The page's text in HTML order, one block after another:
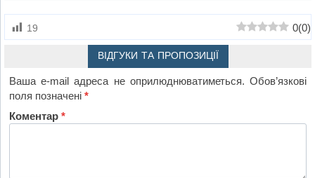
19 0(0)
ВІДГУКИ ТА ПРОПОЗИЦІЇ
Ваша e-mail адреса не оприлюднюватиметься. Обов’язкові
поля позначені*
Коментар*